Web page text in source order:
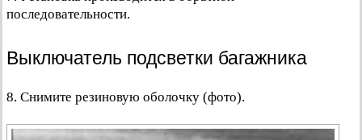
последовательности.
Выключатель подсветки багажника
8. Снимите резиновую оболочку (фото).